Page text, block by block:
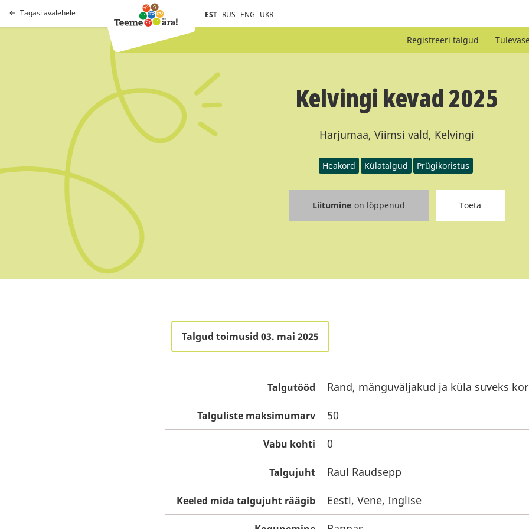
Tagasi avalehele EST RUS ENG UKR
Registreeri talgud
Kelvingi kevad 2025
Harjumaa, Viimsi vald, Kelvingi
Heakord Külatalgud Prügikoristus
Liitumine on lõppenud Toeta
Talgud toimusid 03. mai 2025
Talgutööd Rand, mänguväljakud ja küla suveks
Talguliste maksimumarv 50
Vabu kohti 0
Talgujuht Raul Raudsepp
Keeled mida talgujuht räägib Eesti, Vene, Inglise